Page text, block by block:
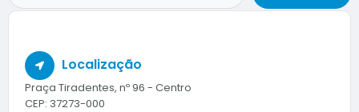
Localização
Praça Tiradentes, nº 96 - Centro
CEP: 37273-000